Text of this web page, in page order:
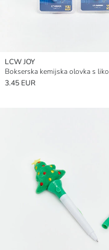
LCW JOY
Bokserska kemijska olovka s
3.45 EUR